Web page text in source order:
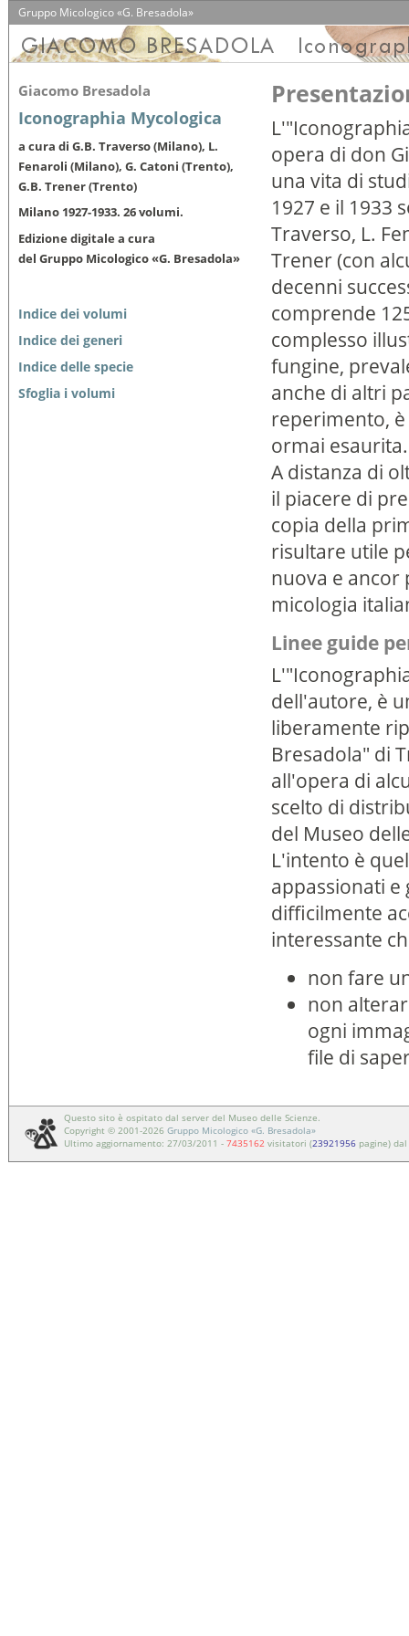
Gruppo Micologico «G. Bresadola»
Giacomo Bresadola
Iconographia Mycologica
a cura di G.B. Traverso (Milano), L.
Fenaroli (Milano), G. Catoni (Trento),
G.B. Trener (Trento)
Milano 1927-1933. 26 volumi.
Edizione digitale a cura
del Gruppo Micologico «G. Bresadola»
Indice dei volumi
Indice dei generi
Indice delle specie
Sfoglia i volumi
opera di don
una vita di
1927 e il 1933
Traverso, L.
Trener (con
decenni
comprende
complesso
fungine,
anche di altri
reperimento,
ormai esaurita.
A distanza di
il piacere di
copia della
risultare utile
nuova e ancor
micologia
Linee guide
dell'autore, è
liberamente
Bresadola" di
all'opera di
scelto di
del Museo
L'intento è
appassionati
difficilmente
interessante
non fare
non
ogni
file di
Questo sito è ospitato dal server del Museo delle Scienze.
Copyright © 2001-2026 Gruppo Micologico «G. Bresadola»
Ultimo aggiornamento: 27/03/2011 - 7435162 visitatori (23921956 pagine)